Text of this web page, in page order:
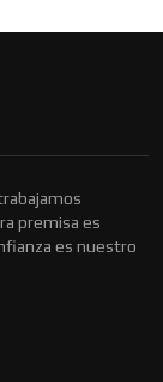
premisa es
es nuestro